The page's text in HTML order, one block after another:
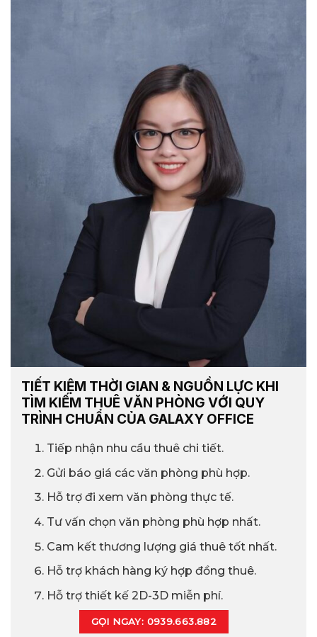
TIẾT KIỆM THỜI GIAN & NGUỒN LỰC KHI
TÌM KIẾM THUÊ VĂN PHÒNG VỚI QUY
TRÌNH CHUẨN CỦA GALAXY OFFICE
Tiếp nhận nhu cầu thuê chi tiết.
Gửi báo giá các văn phòng phù hợp.
Hỗ trợ đi xem văn phòng thực tế.
Tư vấn chọn văn phòng phù hợp nhất.
Cam kết thương lượng giá thuê tốt nhất.
Hỗ trợ khách hàng ký hợp đồng thuê.
Hỗ trợ thiết kế 2D-3D miễn phí.
GỌI NGAY: 0939.663.882